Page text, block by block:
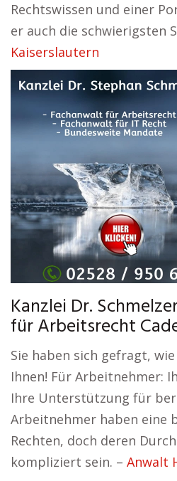
Rechtswissen und einer
er auch die schwierigsten
Kaiserslautern
Kanzlei Dr.
für Arbeitsrecht
Sie haben sich gefragt,
Ihnen! Für Arbeitnehmer:
Ihre Unterstützung für
Arbeitnehmer haben eine
Rechten, doch deren
kompliziert sein. – Anwalt